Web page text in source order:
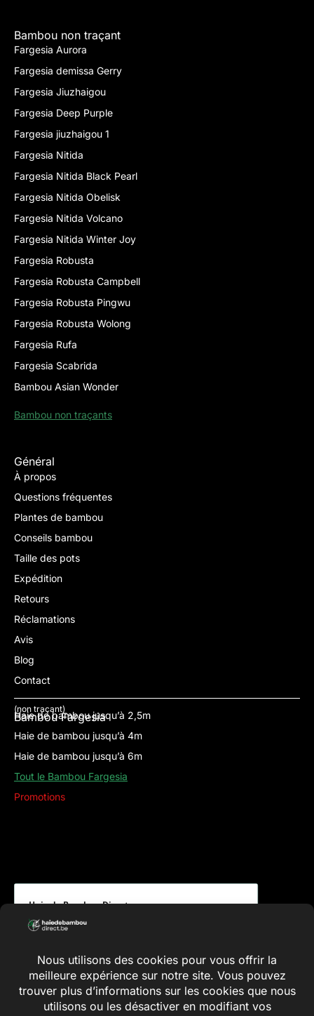
Bambou non traçant
Fargesia Aurora
Fargesia demissa Gerry
Fargesia Jiuzhaigou
Fargesia Deep Purple
Fargesia jiuzhaigou 1
Fargesia Nitida
Fargesia Nitida Black Pearl
Fargesia Nitida Obelisk
Fargesia Nitida Volcano
Fargesia Nitida Winter Joy
Fargesia Robusta
Fargesia Robusta Campbell
Fargesia Robusta Pingwu
Fargesia Robusta Wolong
Fargesia Rufa
Fargesia Scabrida
Bambou Asian Wonder
Bambou non traçants
Général
À propos
Questions fréquentes
Plantes de bambou
Conseils bambou
Taille des pots
Expédition
Retours
Réclamations
Avis
Blog
Contact
Bambou Fargesia
(non traçant)
Haie de bambou jusqu’à 2,5m
Haie de bambou jusqu’à 4m
Haie de bambou jusqu’à 6m
Tout le Bambou Fargesia
Promotions
Haie de Bambou Direct